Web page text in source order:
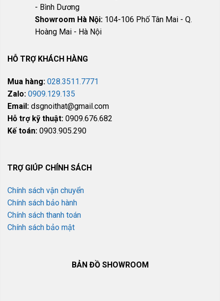
- Bình Dương
Showroom Hà Nội: 104-106 Phố Tân Mai - Q.
Hoàng Mai - Hà Nội
HỖ TRỢ KHÁCH HÀNG
Mua hàng: 028.3511.7771
Zalo: 0909.129.135
Email: dsgnoithat@gmail.com
Hỗ trợ kỹ thuật: 0909.676.682
Kế toán: 0903.905.290
TRỢ GIÚP CHÍNH SÁCH
Chính sách vận chuyển
Chính sách bảo hành
Chính sách thanh toán
Chính sách bảo mật
BẢN ĐỒ SHOWROOM